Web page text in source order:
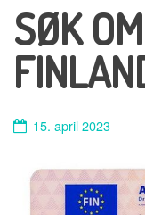
SØK
15. april 2023